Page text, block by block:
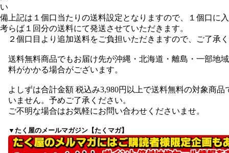
い
備
考
上記は１個口当たりの送料設定となりますので、１個口に
らば１回分の送料にて発送させていただきます。
２個口目より追加送料をご負担いただきますので、ご了承
送料無料商品でもお届け先が沖縄・北海道・離島・一部地
料がかかる場合がございます。
よしずは合計金額 税込み3,980円以上で送料無料の対象商品
いません。予めご了承ください。
ご不明な場合はお気軽にお問い合わせくださいませ。
▼たく屋のメールマガジン【たくマガ】